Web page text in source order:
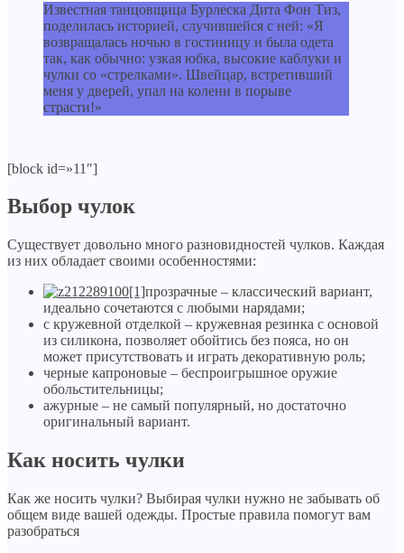
Известная танцовщица Бурлеска Дита Фон Тиз,
поделилась историей, случившейся с ней: «Я
возвращалась ночью в гостиницу и была одета
так, как обычно: узкая юбка, высокие каблуки и
чулки со «стрелками». Швейцар, встретивший
меня у дверей, упал на колени в порыве
страсти!»
[block id=»11″]
Выбор чулок
Существует довольно много разновидностей чулков. Каждая
из них обладает своими особенностями:
прозрачные – классический вариант,
идеально сочетаются с любыми нарядами;
с кружевной отделкой – кружевная резинка с основой
из силикона, позволяет обойтись без пояса, но он
может присутствовать и играть декоративную роль;
черные капроновые – беспроигрышное оружие
обольстительницы;
ажурные – не самый популярный, но достаточно
оригинальный вариант.
Как носить чулки
Как же носить чулки? Выбирая чулки нужно не забывать об
общем виде вашей одежды. Простые правила помогут вам
разобраться